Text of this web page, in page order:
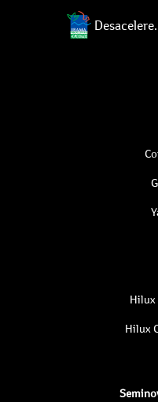
Hilux
Hilux